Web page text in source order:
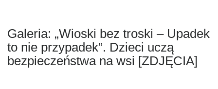
Galeria: „Wioski bez troski – Upadek
to nie przypadek”. Dzieci uczą
bezpieczeństwa na wsi [ZDJĘCIA]